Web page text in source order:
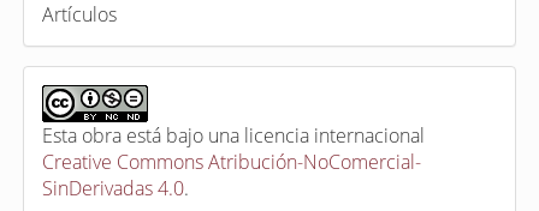
Artículos
Esta obra está bajo una licencia internacional
Creative Commons Atribución-NoComercial-
SinDerivadas 4.0.